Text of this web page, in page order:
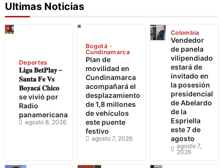
Ultimas Noticias
Deportes
𝐋𝐢𝐠𝐚 𝐁𝐞𝐭𝐏𝐥𝐚𝐲 –
𝐒𝐚𝐧𝐭𝐚 𝐅𝐞 𝐕𝐬
𝐁𝐨𝐲𝐚𝐜𝐚́ 𝐂𝐡𝐢𝐜𝐨
se vivió por
Radio
panamericana
agosto 8, 2026
Bogotá
Cundinamarca
Plan de
movilidad en
Cundinamarca
acompañará el
desplazamiento
de 1,8 millones
de vehículos
este puente
festivo
agosto 7, 2026
Colombia
Vendedor
de panela
vilipendiado
estará de
invitado en
la posesión
presidencial
de Abelardo
de la
Espriella
este 7 de
agosto
agosto 7,
2026